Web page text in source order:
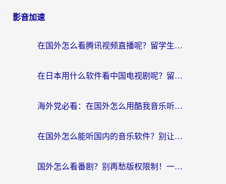
影音加速
在国外怎么看腾讯视频直播呢？留学生亲测有效的回国加速指南
在日本用什么软件看中国电视剧呢？留学生亲测有效的回国加速方案
海外党必看：在国外怎么用酷我音乐听音乐？告别“地区不支持”的实用指南
在国外怎么能听国内的音乐软件？别让版权限制断了你的“中文歌单”
国外怎么看番剧？别再愁版权限制！一个工具解决所有回国追剧难题